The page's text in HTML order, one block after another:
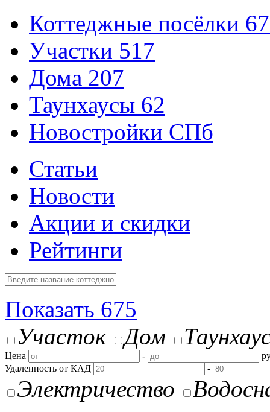
Коттеджные посёлки
Участки 517
Дома 207
Таунхаусы 62
Новостройки СПб
Статьи
Новости
Акции и скидки
Рейтинги
Показать 675
Участок
Дом
Цена -
Удаленность от КАД
-
Электричество